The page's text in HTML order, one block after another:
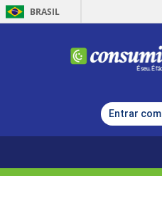
BRASIL
Entrar com